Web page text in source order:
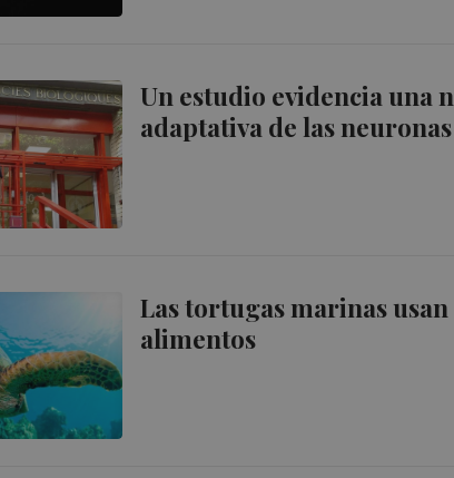
Un estudio evidencia una
adaptativa de las
Las tortugas marinas
alimentos